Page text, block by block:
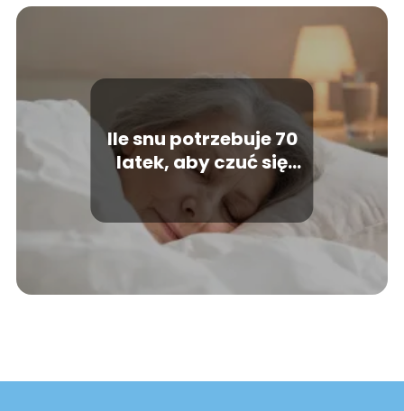
Ile snu potrzebuje 70
latek, aby czuć się
wypoczęta?